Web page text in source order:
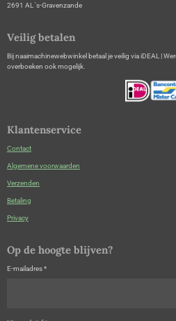
2691 AL 's-Gravenzande
Veilig betalen
Bij naaimachinewebwinkel betaal je veilig via iDEAL |
overboeken ook mogelijk.
Klantenservice
Contact
Algemene voorwaarden
Verzenden
Betaling
Privacy
Op de hoogte blijven?
E-mailadres *